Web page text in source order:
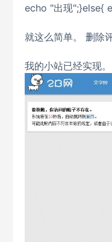
echo "出现";}else{
就这么简单。 删除
我的小站已经实现。